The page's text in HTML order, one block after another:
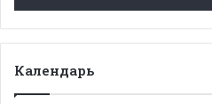
Календарь